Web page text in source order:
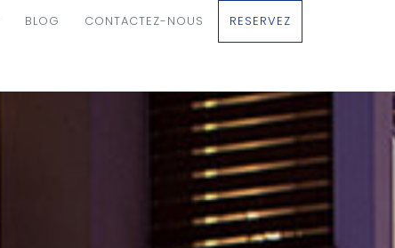
BLOG CONTACTEZ-NOUS RESERVEZ